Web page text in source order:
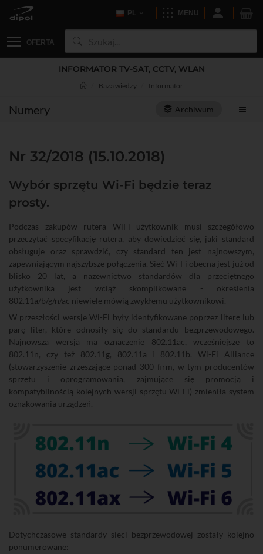
PL MENU
OFERTA
INFORMATOR TV-SAT, CCTV, WLAN
Baza wiedzy Informator
Numery Archiwum
Nr 32/2018 (15.10.2018)
Wybór sprzętu Wi-Fi będzie teraz
prosty.
Podczas zakupów rutera WiFi użytkownik musi szczegółowo
przeczytać specyfikację rutera, aby dowiedzieć się, jaki standard
obsługuje oraz sprawdzić, czy standard ten jest najnowszym,
zapewniającym najszybsze połączenia. Sieć Wi-Fi obecna jest już od
blisko 20 lat, a nazewnictwo standardów dla przeciętnego
użytkownika jest wciąż skomplikowane - określenia
802.11a/b/g/n/ac niewiele mówią zwykłemu użytkownikowi.
W przeszłości wersje Wi-Fi były identyfikowane poprzez literę lub
parę liter, które odnosiły się do standardu bezprzewodowego.
Najnowsza wersja ma oznaczenie 802.11ac, wcześniejsze to
802.11n, czy też 802.11g, 802.11a i 802.11b. Wi-Fi Alliance
(stowarzyszenie zrzeszające ponad 300 firm, w tym producentów
sprzętu i oprogramowania, zajmujące się promocją i
kompatybilnością kolejnych wersji sprzętu Wi-Fi) zmieniła system
oznakowania urządzeń.
Dotychczasowe standardy sieci bezprzewodowej zostały kolejno
ponumerowane: